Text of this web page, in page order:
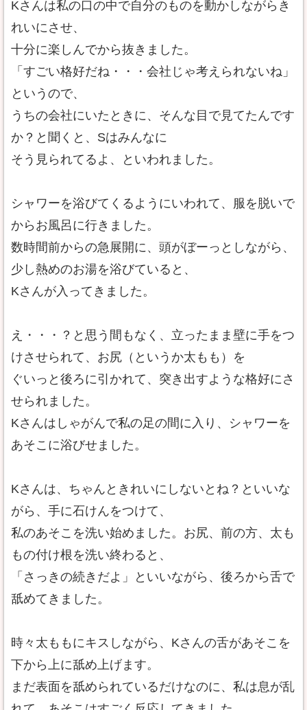
Kさんは私の口の中で自分のものを動かしながらき
れいにさせ、
十分に楽しんでから抜きました。
「すごい格好だね・・・会社じゃ考えられないね」
というので、
うちの会社にいたときに、そんな目で見てたんです
か？と聞くと、Sはみんなに
そう見られてるよ、といわれました。
シャワーを浴びてくるようにいわれて、服を脱いで
からお風呂に行きました。
数時間前からの急展開に、頭がぼーっとしながら、
少し熱めのお湯を浴びていると、
Kさんが入ってきました。
え・・・？と思う間もなく、立ったまま壁に手をつ
けさせられて、お尻（というか太もも）を
ぐいっと後ろに引かれて、突き出すような格好にさ
せられました。
Kさんはしゃがんで私の足の間に入り、シャワーを
あそこに浴びせました。
Kさんは、ちゃんときれいにしないとね？といいな
がら、手に石けんをつけて、
私のあそこを洗い始めました。お尻、前の方、太も
もの付け根を洗い終わると、
「さっきの続きだよ」といいながら、後ろから舌で
舐めてきました。
時々太ももにキスしながら、Kさんの舌があそこを
下から上に舐め上げます。
まだ表面を舐められているだけなのに、私は息が乱